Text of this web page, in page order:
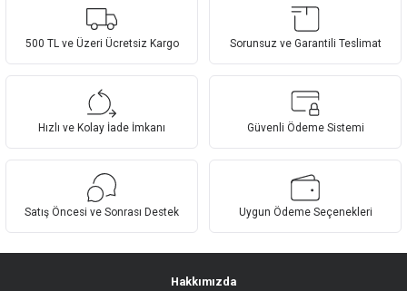
yetersiz gördüğünüz noktaları öneri formunu kullanarak tarafımıza
Görüş ve önerileriniz için teşekkür ederiz.
Ürün resmi kalitesiz, bozuk veya görüntülenemiyor.
Ürün açıklamasında eksik bilgiler bulunuyor.
Bu ürüne benzer farklı alternatifler olmalı.
500 TL ve Üzeri Ücretsiz Kargo Sorunsuz ve Garantili Teslimat
Hızlı ve Kolay İade İmkanı Güvenli Ödeme Sistemi
Satış Öncesi ve Sonrası Destek Uygun Ödeme Seçenekleri
Hakkımızda